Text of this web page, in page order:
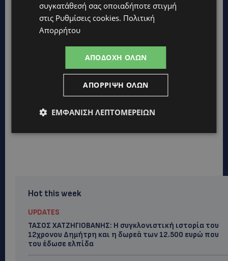
Hot this week
UPDATES
ΤΑΣΟΣ ΧΑΤΖΗΓΙΟΒΑΝΗΣ: Η συγκλονιστική ιστορία του
12χρονου Δημήτρη και η δωρεά των 12.500 ευρώ που
του έδωσε ελπίδα
συγκατάθεσή σας οποιαδήποτε στιγμή
στις Ρυθμίσεις cookies. Πολιτική
Απορρήτου
ΑΠΟΔΟΧΉ ΌΛΩΝ
ΑΠΌΡΡΙΨΗ ΌΛΩΝ
ΕΜΦΆΝΙΣΗ ΛΕΠΤΟΜΕΡΕΙΏΝ